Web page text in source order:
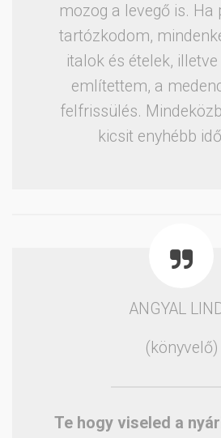
mozog a levegő is. Ha
tartózkodom,
italok és ételek,
említettem, a
felfrissülés.
kicsit enyhébb
ANGYAL
(könyvelő)
Te hogy viseled a